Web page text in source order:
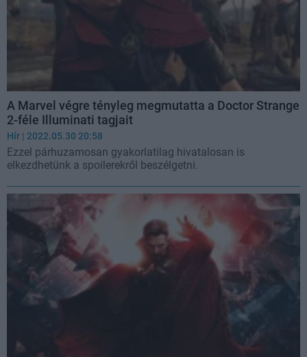
A Marvel végre tényleg megmutatta a Doctor Strange
2-féle Illuminati tagjait
Hír | 2022.05.30 20:58
Ezzel párhuzamosan gyakorlatilag hivatalosan is
elkezdhetünk a spoilerekről beszélgetni.